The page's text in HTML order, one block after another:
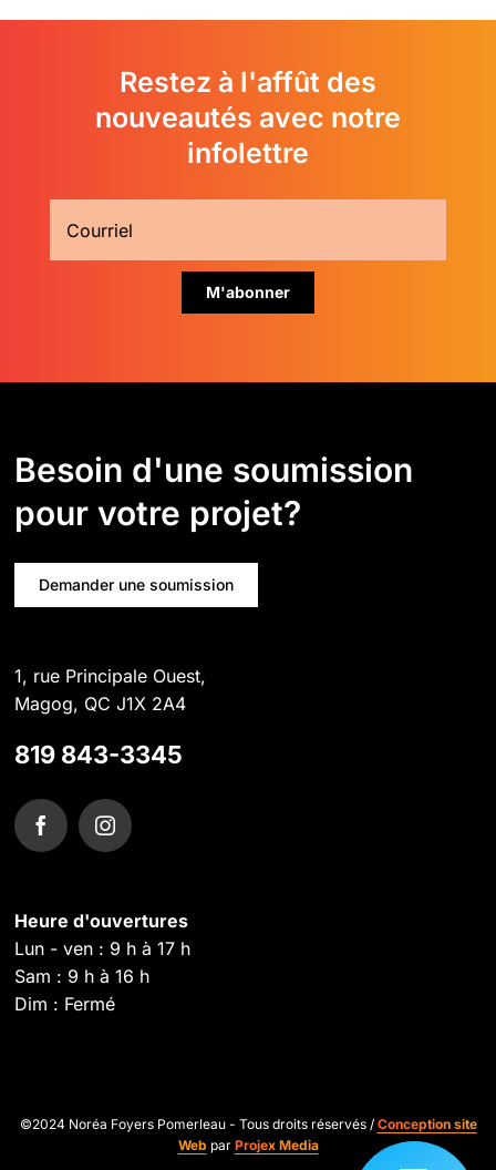
Restez à l'affût des
nouveautés avec notre
infolettre
Besoin d'une soumission
pour votre projet?
Demander une soumission
1, rue Principale Ouest,
Magog, QC J1X 2A4
819 843-3345
Heure d'ouvertures
Lun - ven : 9 h à 17 h
Sam : 9 h à 16 h
Dim : Fermé
©2024 Noréa Foyers Pomerleau - Tous droits réservés / Conception site
Web par Projex Media